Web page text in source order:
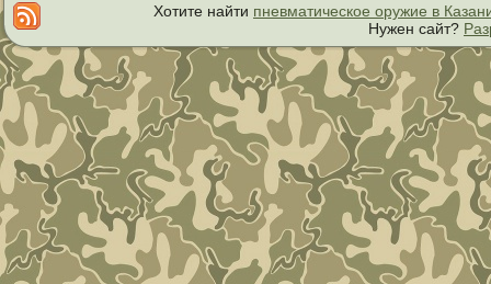
Хотите найти пневматическое оружие в
Нужен сайт?